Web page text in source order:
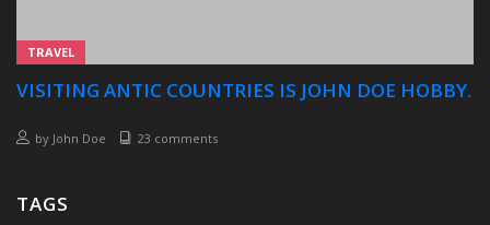
TRAVEL
VISITING ANTIC COUNTRIES IS JOHN DOE HOBBY.
by John Doe 23 comments
TAGS